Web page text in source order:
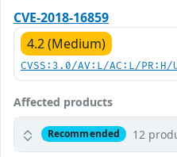
CVE-2018-16859
4.2 (Medium)
CVSS:3.0/AV:L/AC:L/
Affected products
Recommended 12